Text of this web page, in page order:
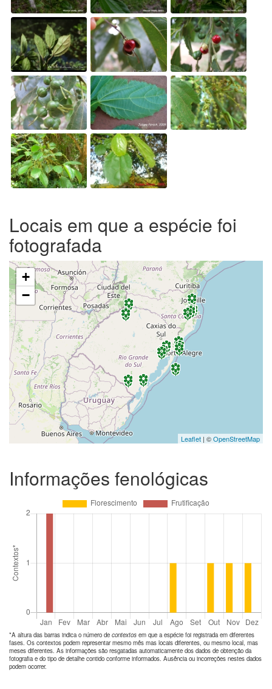
Locais em que a espécie foi
fotografada
+
−
Leaflet | ©OpenStreetMap
Informações fenológicas
*A altura das barras indica o número de contextos em que a espécie foi registrada em diferentes
fases. Os contextos podem representar mesmo mês mas locais diferentes, ou mesmo local, mas
meses diferentes. As informações são resgatadas automaticamente dos dados de obtenção da
fotografia e do tipo de detalhe contido conforme informados. Ausência ou incorreções nestes dados
podem ocorrer.